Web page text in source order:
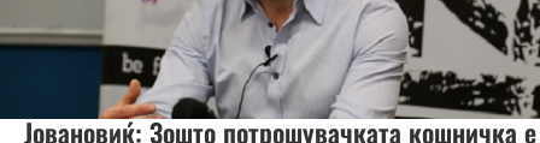
Јовановиќ: Зошто потрошувачката кошничка е